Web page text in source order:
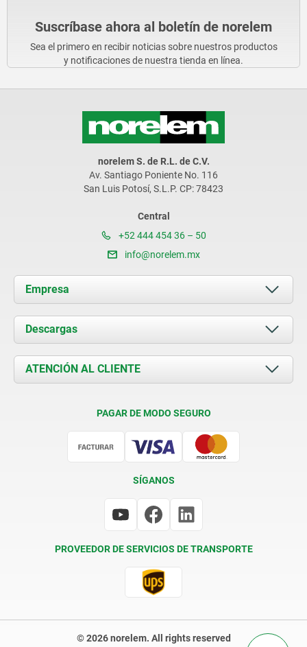
Suscríbase ahora al boletín de norelem
Sea el primero en recibir noticias sobre nuestros productos
y notificaciones de nuestra tienda en línea.
norelem S. de R.L. de C.V.
Av. Santiago Poniente No. 116
San Luis Potosí, S.L.P. CP: 78423
Central
+52 444 454 36 – 50
info@norelem.mx
Empresa
Acerca de nosotros
Novedades
Contacto
Descargas
Documents
ATENCIÓN AL CLIENTE
PAGAR DE MODO SEGURO
SÍGANOS
PROVEEDOR DE SERVICIOS DE TRANSPORTE
© 2026 norelem. All rights reserved